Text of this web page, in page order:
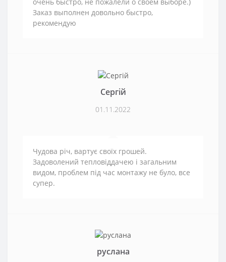
Заказ выполнен довольно быстро,
рекомендую
Сергій
01.11.2022
Чудова річ, вартує своїх грошей.
Задоволений тепловіддачею і загальним
видом, проблем під час монтажу не було, все
супер.
руслана